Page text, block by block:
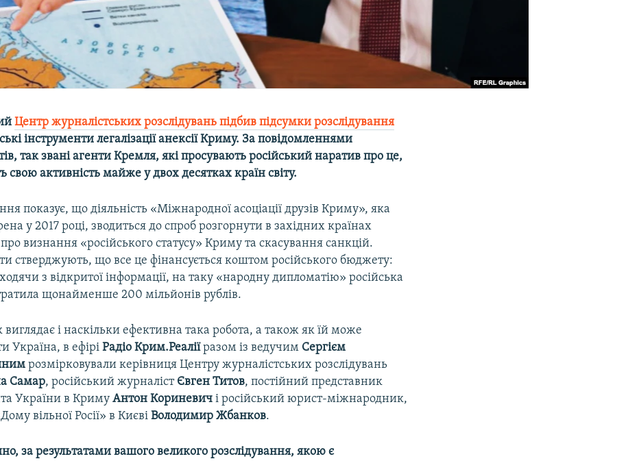
Центр журналістських розслідувань підбив підсумки розслідування
інструменти легалізації анексії Криму. За повідомленнями
так звані агенти Кремля, які просувають російський наратив про це,
свою активність майже у двох десятках країн світу.
показує, що діяльність «Міжнародної асоціації друзів Криму», яка
у 2017 році, зводиться до спроб розгорнути в західних країнах
визнання «російського статусу» Криму та скасування санкцій.
стверджують, що все це фінансується коштом російського бюджету:
з відкритої інформації, на таку «народну дипломатію» російська
щонайменше 200 мільйонів рублів.
виглядає і наскільки ефективна така робота, а також як їй може
Україна, в ефіріРадіо Крим.Реаліїразом із ведучим Сергієм
розмірковували керівниця Центру журналістських розслідувань
Самар, російський журналіст Євген Титов, постійний представник
України в Криму Антон Кориневич і російський юрист-міжнародник,
вільної Росії» в КиєвіВолодимир Жбанков.
за результатами вашого великого розслідування, якою є